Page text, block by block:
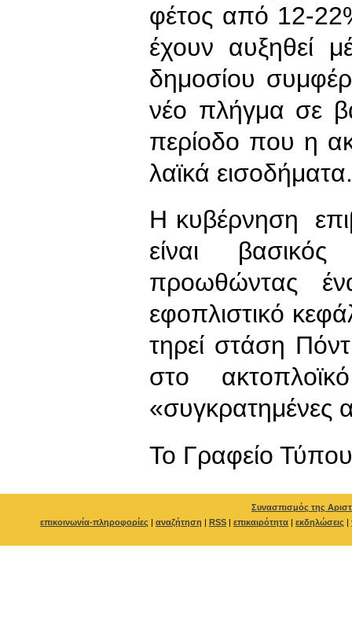
φέτος από 12-
έχουν αυξηθεί
δημοσίου
νέο πλήγμα σε
περίοδο που η
λαϊκά εισοδήματα.
Η κυβέρνηση
είναι
προωθώντας
εφοπλιστικό
τηρεί στάση
στο
«συγκρατημένες
To Γραφείο Τύπου
Συνασπισμός της
επικοινωνία-πληροφορίες | αναζήτηση | RSS | επικαιρότητα | εκδηλώσεις |